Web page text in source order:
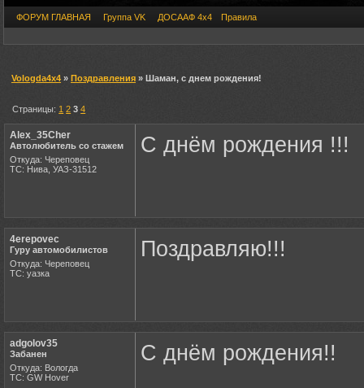
ФОРУМ ГЛАВНАЯ Группа VK ДОСААФ 4х4 Правила
Vologda4x4 » Поздравления » Шаман, с днем рождения!
Страницы: 1 2 3 4
Alex_35Cher
Автолюбитель со стажем
Откуда: Череповец
ТС: Нива, УАЗ-31512
С днём рождения !!!
4erepovec
Гуру автомобилистов
Откуда: Череповец
ТС: уазка
Поздравляю!!!
adgolov35
Забанен
Откуда: Вологда
ТС: GW Hover
С днём рождения!!